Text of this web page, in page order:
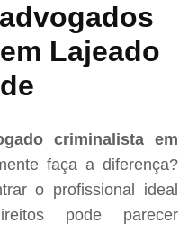
Lajeado
criminalista em
faça a diferença?
o profissional ideal
pode parecer